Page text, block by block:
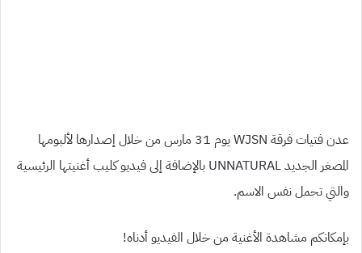
عدن فتيات فرقة WJSN يوم 31 مارس من خلال إصدارها لألبومها
المصغر الجديد UNNATURAL بالإضافة إلى فيديو كليب أغنيتها الرئيسية
والتي تحمل نفس الاسم.
بإمكانكم مشاهدة الأغنية من خلال الفيديو أدناه!